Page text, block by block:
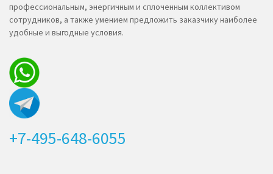
профессиональным, энергичным и сплоченным коллективом
сотрудников, а также умением предложить заказчику наиболее
удобные и выгодные условия.
+7-495-648-6055